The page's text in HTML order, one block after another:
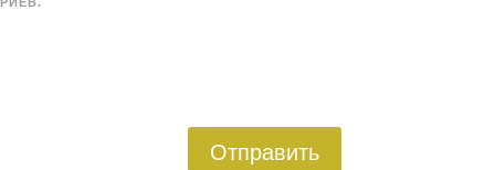
Отправить